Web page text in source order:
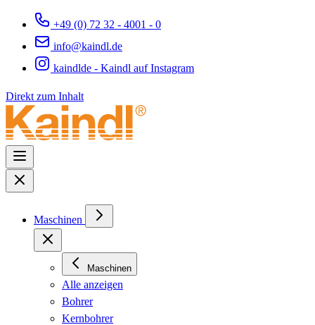
+49 (0) 72 32 - 4001 - 0
info@kaindl.de
kaindlde - Kaindl auf Instagram
Direkt zum Inhalt
Maschinen
Maschinen
Alle anzeigen
Bohrer
Kernbohrer